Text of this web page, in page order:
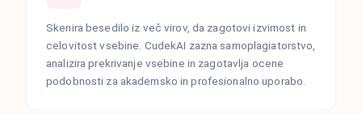
Skenira besedilo iz več virov, da zagotovi izvirnost in
celovitost vsebine. CudekAI zazna samoplagiatorstvo,
analizira prekrivanje vsebine in zagotavlja ocene
podobnosti za akademsko in profesionalno uporabo.